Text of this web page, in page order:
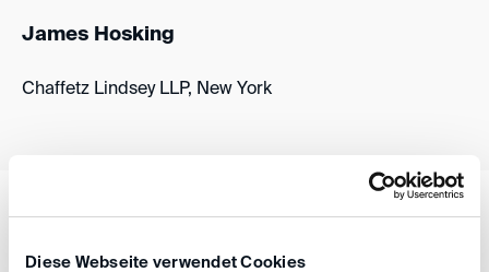
Diese Webseite verwendet Cookies
James Hosking
Chaffetz Lindsey LLP, New York
Dr. Gisela Knuts
Independent Arbitrator, Helsinki